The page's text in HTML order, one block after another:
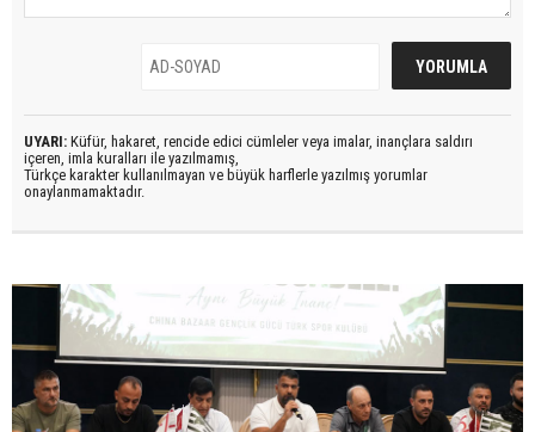
UYARI: Küfür, hakaret, rencide edici cümleler veya imalar, inançlara saldırı
içeren, imla kuralları ile yazılmamış,
Türkçe karakter kullanılmayan ve büyük harflerle yazılmış yorumlar
onaylanmamaktadır.